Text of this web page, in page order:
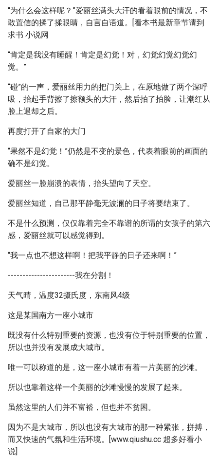
“为什么会这样呢？”爱丽丝满头大汗的看着眼前的情况，不
敢置信的揉了揉眼睛，自言自语道。[看本书最新章节请到
求书 小说网
“肯定是我没有睡醒！肯定是幻觉！对，幻觉幻觉幻觉幻
觉。”
“碰”的一声，爱丽丝用力的把门关上，在原地做了两个深呼
吸，抬起手背擦了擦额头的大汗，然后拍了拍脸，让潮红从
脸上退却之后。
再度打开了自家的大门
“果然不是幻觉！”仍然是不变的景色，代表着眼前的画面的
确不是幻觉。
爱丽丝一脸崩溃的表情，抬头望向了天空。
爱丽丝知道，自己那平静毫无波澜的日子将要结束了。
不是什么预测，仅仅靠着完全不靠谱的所谓的女孩子的第六
感，爱丽丝就可以感觉得到。
“我一点也不想这样啊！把我平静的日子还来啊！”
-----------------------我在分割！
天气晴，温度32摄氏度，东南风4级
这是某国南方一座小城市
既没有什么特别重要的资源，也没有位于特别重要的位置，
所以也并没有发展成大城市。
唯一可以称道的是，这一座小城市有着一片美丽的沙滩。
所以也靠着这样一个美丽的沙滩慢慢的发展了起来。
虽然这里的人们并不富裕，但也并不贫困。
因为不是大城市，所以也没有大城市的那一种紧张，拼搏，
而又快速的气氛和生活环境。[www.qiushu.cc 超多好看小
说]